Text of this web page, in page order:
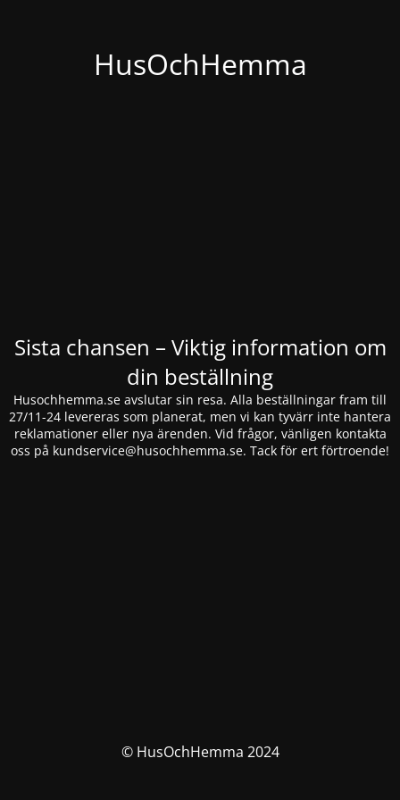
HusOchHemma
Sista chansen – Viktig information om
din beställning
Husochhemma.se avslutar sin resa. Alla beställningar fram till
27/11-24 levereras som planerat, men vi kan tyvärr inte hantera
reklamationer eller nya ärenden. Vid frågor, vänligen kontakta
oss på kundservice@husochhemma.se. Tack för ert förtroende!
© HusOchHemma 2024